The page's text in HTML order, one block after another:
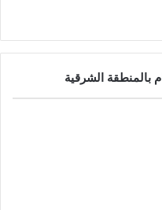
بالمنطقة الشرقية